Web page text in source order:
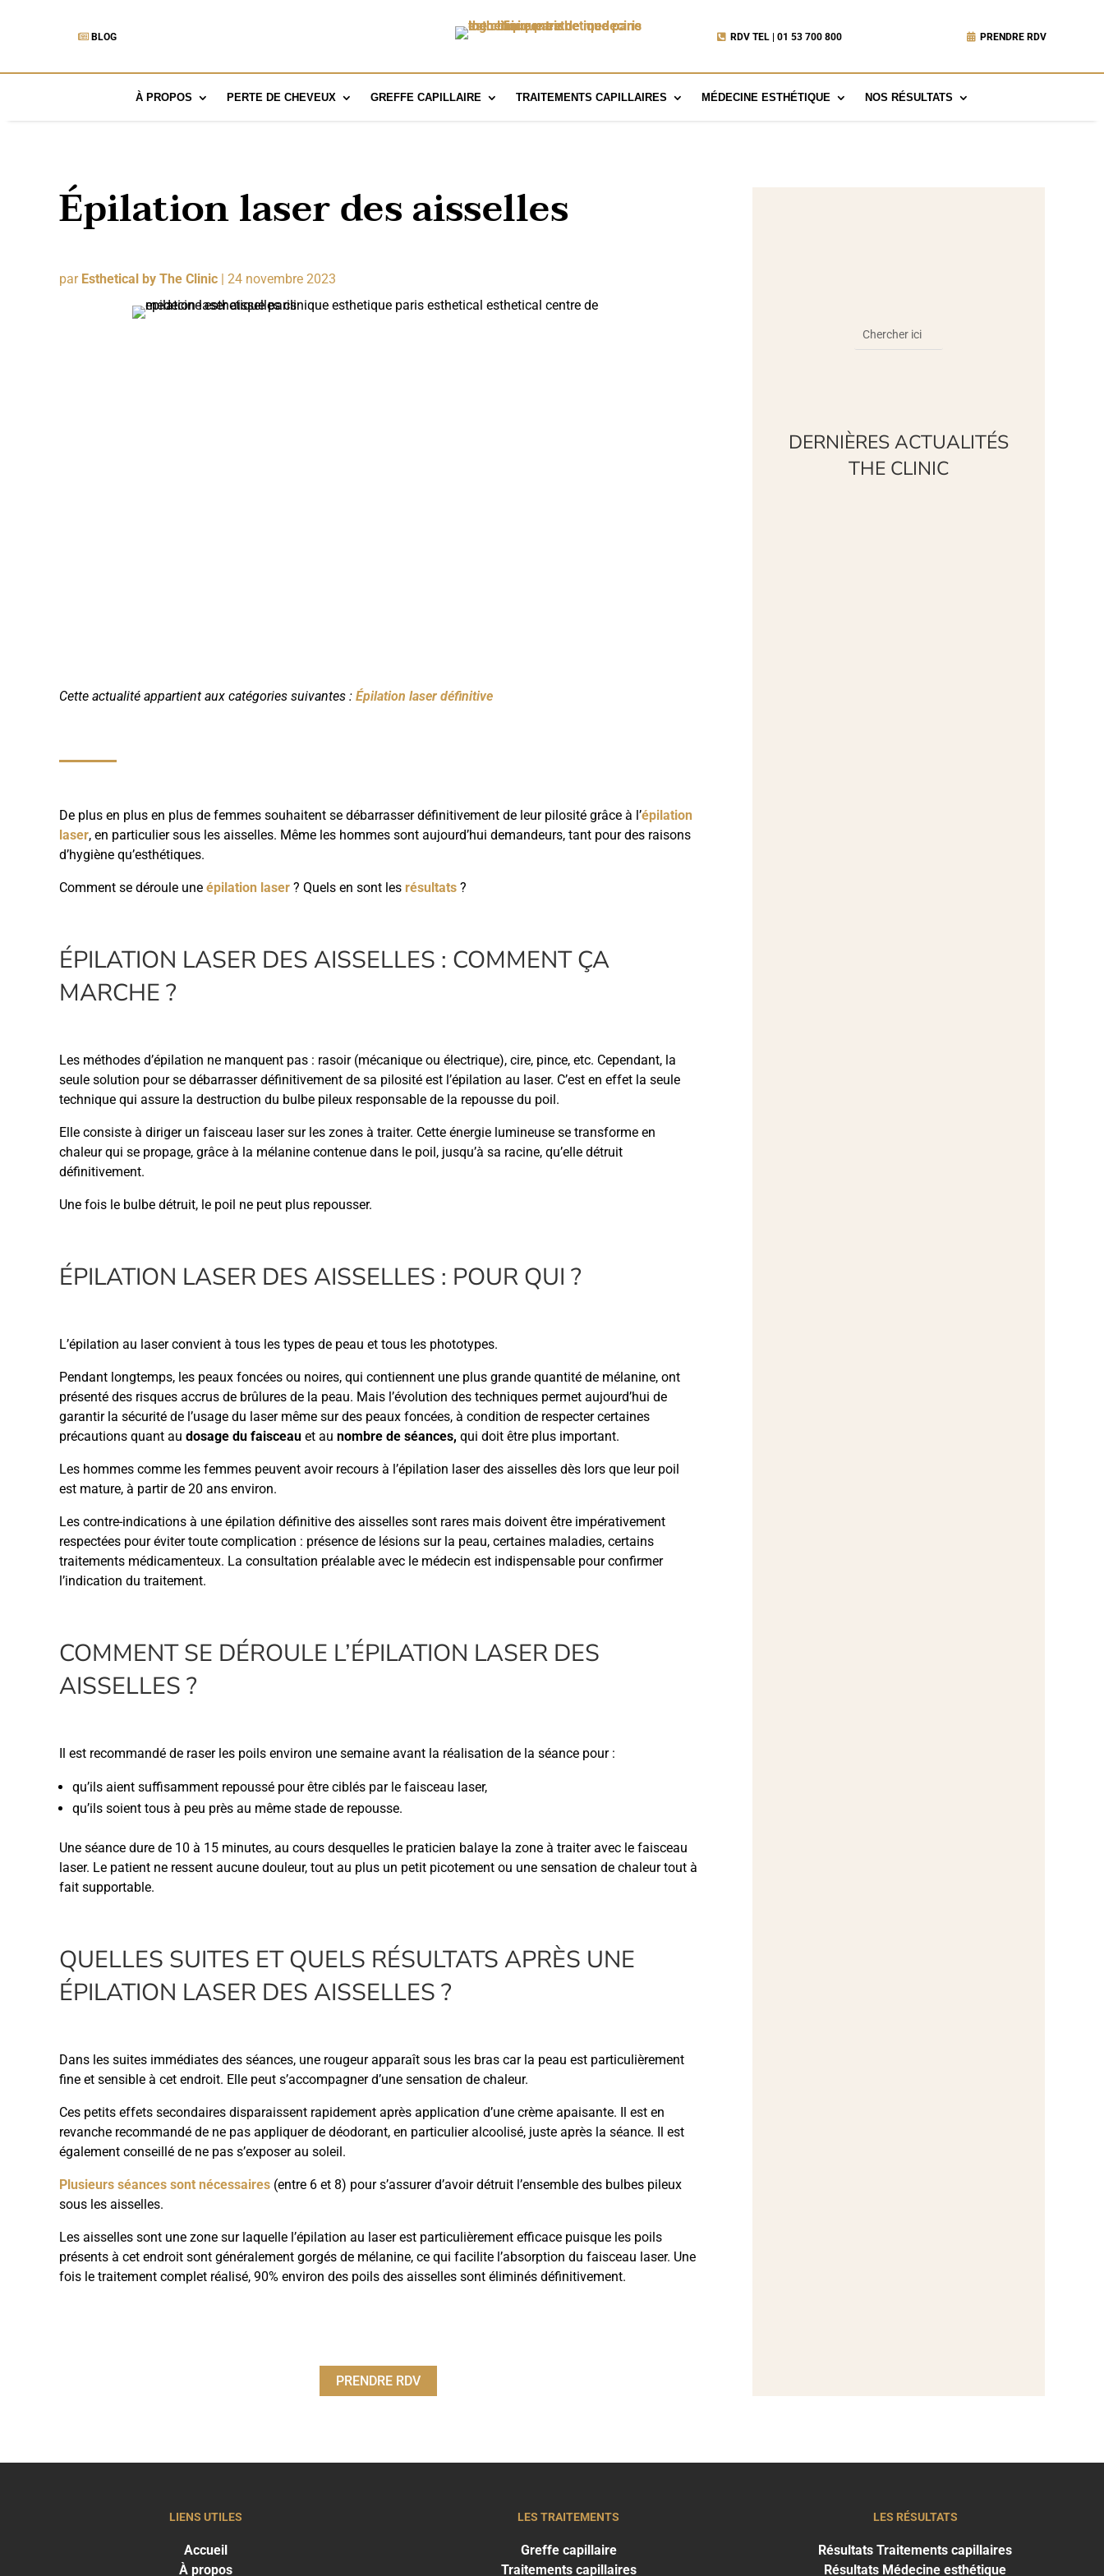
BLOG RDV TEL | 01 53 700 800 PRENDRE RDV
À PROPOS PERTE DE CHEVEUX GREFFE CAPILLAIRE TRAITEMENTS CAPILLAIRES MÉDECINE ESTHÉTIQUE NOS RÉSULTATS
Épilation laser des aisselles
par Esthetical by The Clinic | 24 novembre 2023
Cette actualité appartient aux catégories suivantes : Épilation laser définitive
De plus en plus en plus de femmes souhaitent se débarrasser définitivement de leur pilosité grâce à l’épilation
laser, en particulier sous les aisselles. Même les hommes sont aujourd’hui demandeurs, tant pour des raisons
d’hygiène qu’esthétiques.
Comment se déroule une épilation laser ? Quels en sont les résultats ?
ÉPILATION LASER DES AISSELLES : COMMENT ÇA
MARCHE ?
Les méthodes d’épilation ne manquent pas : rasoir (mécanique ou électrique), cire, pince, etc. Cependant, la
seule solution pour se débarrasser définitivement de sa pilosité est l’épilation au laser. C’est en effet la seule
technique qui assure la destruction du bulbe pileux responsable de la repousse du poil.
Elle consiste à diriger un faisceau laser sur les zones à traiter. Cette énergie lumineuse se transforme en
chaleur qui se propage, grâce à la mélanine contenue dans le poil, jusqu’à sa racine, qu’elle détruit
définitivement.
Une fois le bulbe détruit, le poil ne peut plus repousser.
ÉPILATION LASER DES AISSELLES : POUR QUI ?
L’épilation au laser convient à tous les types de peau et tous les phototypes.
Pendant longtemps, les peaux foncées ou noires, qui contiennent une plus grande quantité de mélanine, ont
présenté des risques accrus de brûlures de la peau. Mais l’évolution des techniques permet aujourd’hui de
garantir la sécurité de l’usage du laser même sur des peaux foncées, à condition de respecter certaines
précautions quant au dosage du faisceau et au nombre de séances, qui doit être plus important.
Les hommes comme les femmes peuvent avoir recours à l’épilation laser des aisselles dès lors que leur poil
est mature, à partir de 20 ans environ.
Les contre-indications à une épilation définitive des aisselles sont rares mais doivent être impérativement
respectées pour éviter toute complication : présence de lésions sur la peau, certaines maladies, certains
traitements médicamenteux. La consultation préalable avec le médecin est indispensable pour confirmer
l’indication du traitement.
COMMENT SE DÉROULE L’ÉPILATION LASER DES
AISSELLES ?
Il est recommandé de raser les poils environ une semaine avant la réalisation de la séance pour :
qu’ils aient suffisamment repoussé pour être ciblés par le faisceau laser,
qu’ils soient tous à peu près au même stade de repousse.
Une séance dure de 10 à 15 minutes, au cours desquelles le praticien balaye la zone à traiter avec le faisceau
laser. Le patient ne ressent aucune douleur, tout au plus un petit picotement ou une sensation de chaleur tout à
fait supportable.
QUELLES SUITES ET QUELS RÉSULTATS APRÈS UNE
ÉPILATION LASER DES AISSELLES ?
Dans les suites immédiates des séances, une rougeur apparaît sous les bras car la peau est particulièrement
fine et sensible à cet endroit. Elle peut s’accompagner d’une sensation de chaleur.
Ces petits effets secondaires disparaissent rapidement après application d’une crème apaisante. Il est en
revanche recommandé de ne pas appliquer de déodorant, en particulier alcoolisé, juste après la séance. Il est
également conseillé de ne pas s’exposer au soleil.
Plusieurs séances sont nécessaires (entre 6 et 8) pour s’assurer d’avoir détruit l’ensemble des bulbes pileux
sous les aisselles.
Les aisselles sont une zone sur laquelle l’épilation au laser est particulièrement efficace puisque les poils
présents à cet endroit sont généralement gorgés de mélanine, ce qui facilite l’absorption du faisceau laser. Une
fois le traitement complet réalisé, 90% environ des poils des aisselles sont éliminés définitivement.
PRENDRE RDV
DERNIÈRES ACTUALITÉS
THE CLINIC
LIENS UTILES
Accueil
À propos
LES TRAITEMENTS
Greffe capillaire
Traitements capillaires
LES RÉSULTATS
Résultats Traitements capillaires
Résultats Médecine esthétique